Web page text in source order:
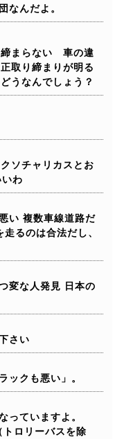
なんだよ。
締まらない 車の違
取り締まりが明る
うなんでしょう？
ソチャリカスとお
わ
い 複数車線道路だ
るのは合法だし、
変な人発見 日本の
さい
ックも悪い」。
っていますよ。
トロリーバスを除